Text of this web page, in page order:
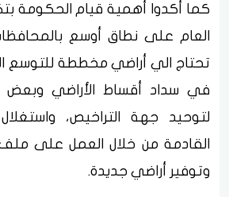
كما أكدوا أهمية قيام الحكومة
العام على نطاق أوسع
تحتاج الي أراضي مخططة للتوسع
في سداد أقساط الأراضي وبعض
لتوحيد جهة التراخيص،
القادمة من خلال العمل على
وتوفير أراضي جديدة.